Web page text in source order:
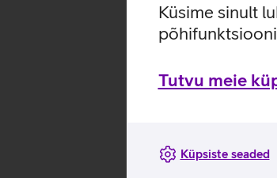
Küsime sinult
Tutvu meie
Küpsiste seaded